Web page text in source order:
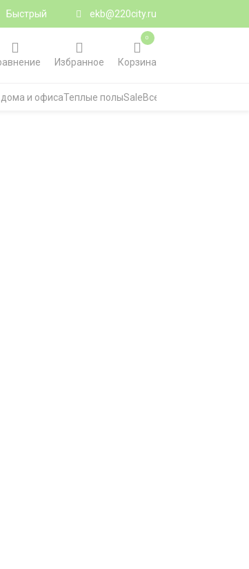
Быстрый
ekb@220city.ru
Избранное Корзина
0
и офисаТеплые полыSaleВсе категории